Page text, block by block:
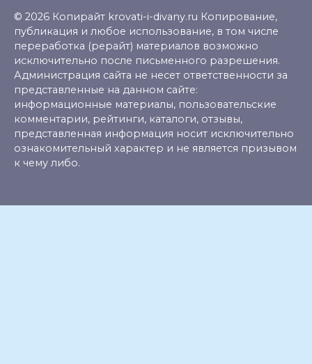
© 2026 Копирайт krovati-i-divany.ru Копирование,
публикация и любое использование, в том числе
переработка (рерайт) материалов возможно
исключительно после письменного разрешения.
Администрация сайта не несет ответственности за
представленные на данном сайте:
информационные материалы, пользовательские
комментарии, рейтинги, каталоги, отзывы,
представленная информация носит исключительно
ознакомительный характер и не является призывом
к чему либо.